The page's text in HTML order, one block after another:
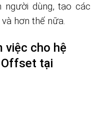
người dùng, tạo các
hơn thế nữa.
việc cho hệ
Offset tại